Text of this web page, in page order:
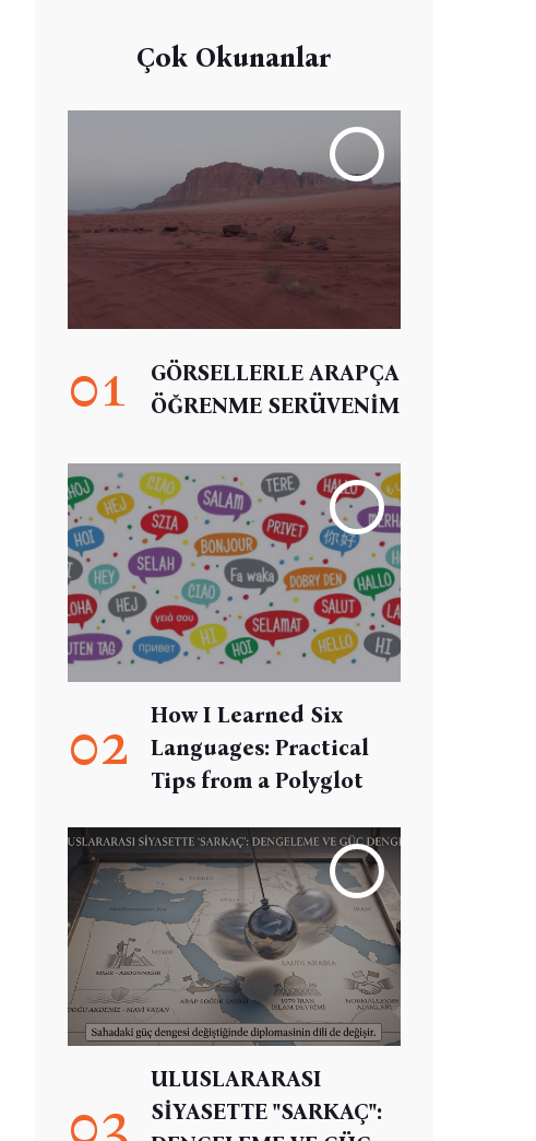
Çok Okunanlar
01
GÖRSELLERLE ARAPÇA
ÖĞRENME SERÜVENİM
02
How I Learned Six
Languages: Practical
Tips from a Polyglot
03
ULUSLARARASI
SİYASETTE "SARKAÇ":